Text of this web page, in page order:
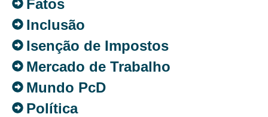
Fatos
Inclusão
Isenção de Impostos
Mercado de Trabalho
Mundo PcD
Política